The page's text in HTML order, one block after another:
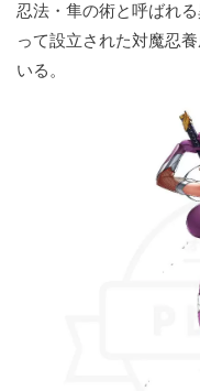
忍法・隼の術と呼ばれ
って設立された対魔忍
いる。